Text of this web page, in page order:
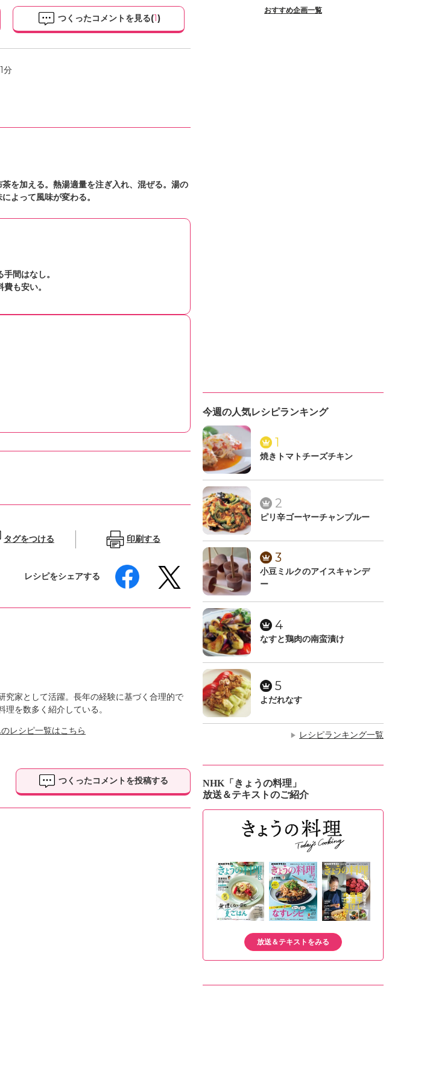
つくったコメントを見る(1)
分
を加える。熱湯適量を注ぎ入れ、混ぜる。湯の
よって風味が変わる。
間はなし。
も安い。
タグをつける 印刷する
レシピをシェアする
究家として活躍。長年の経験に基づく合理的で
を数多く紹介している。
レシピ一覧はこちら
つくったコメントを投稿する
おすすめ企画一覧
今週の人気レシピランキング
1
焼きトマトチーズチキン
2
ピリ辛ゴーヤーチャンプルー
3
小豆ミルクのアイスキャンデ
ー
4
なすと鶏肉の南蛮漬け
5
よだれなす
▶ レシピランキング一覧
NHK「きょうの料理」
放送＆テキストのご紹介
放送＆テキストをみる